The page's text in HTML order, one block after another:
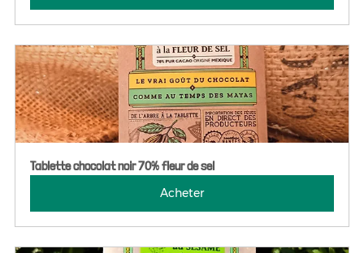
Tablette chocolat noir 70% fleur de sel
Acheter